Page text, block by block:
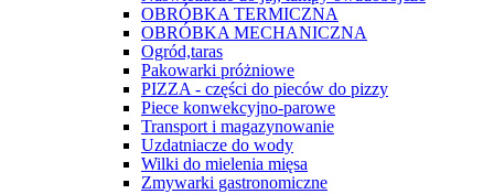
OBRÓBKA TERMICZNA
OBRÓBKA MECHANICZNA
Ogród,taras
Pakowarki próżniowe
PIZZA - części do pieców do pizzy
Piece konwekcyjno-parowe
Transport i magazynowanie
Uzdatniacze do wody
Wilki do mielenia mięsa
Zmywarki gastronomiczne